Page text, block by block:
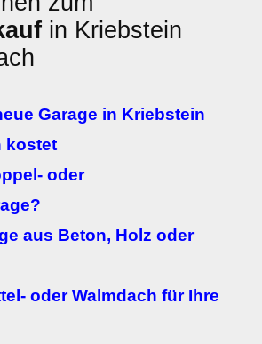
in Kriebstein
Garage in Kriebstein
kostet
oder
aus Beton, Holz oder
oder Walmdach für Ihre